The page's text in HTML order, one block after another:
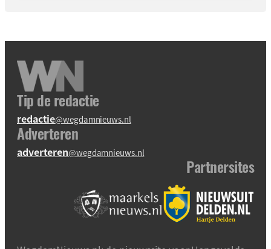
Tip de redactie
redactie@wegdamnieuws.nl
Adverteren
adverteren@wegdamnieuws.nl
Partnersites